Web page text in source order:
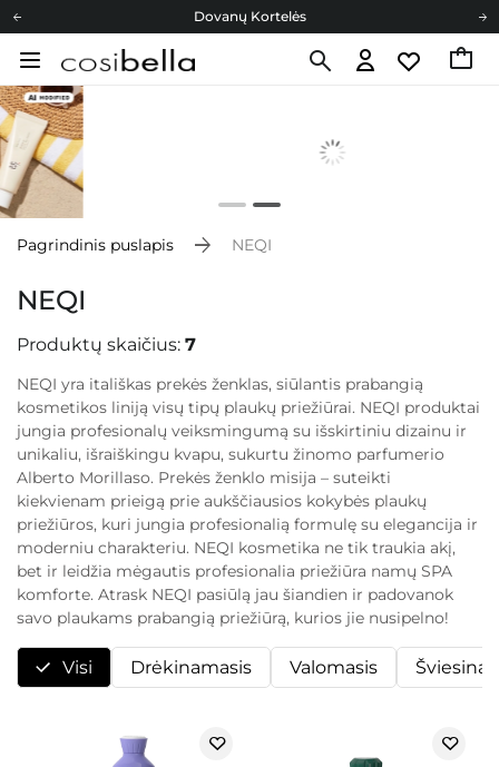
Dovanų Kortelės
Cosibella lojalumo programa
Pagrindinis puslapis NEQI
NEQI
Produktų skaičius: 7
NEQI yra itališkas prekės ženklas, siūlantis prabangią
kosmetikos liniją visų tipų plaukų priežiūrai. NEQI produktai
jungia profesionalų veiksmingumą su išskirtiniu dizainu ir
unikaliu, išraiškingu kvapu, sukurtu žinomo parfumerio
Alberto Morillaso. Prekės ženklo misija – suteikti
kiekvienam prieigą prie aukščiausios kokybės plaukų
priežiūros, kuri jungia profesionalią formulę su elegancija ir
moderniu charakteriu. NEQI kosmetika ne tik traukia akį,
bet ir leidžia mėgautis profesionalia priežiūra namų SPA
komforte. Atrask NEQI pasiūlą jau šiandien ir padovanok
savo plaukams prabangią priežiūrą, kurios jie nusipelno!
Visi Drėkinamasis Valomasis